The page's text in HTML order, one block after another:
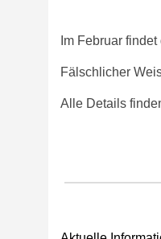
Im Februar
Fälschlicher
Alle Details